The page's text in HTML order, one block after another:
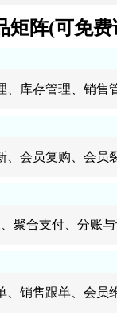
矩阵(可免费
、库存管理、销售
、会员复购、会员
聚合支付、分账
、销售跟单、会员